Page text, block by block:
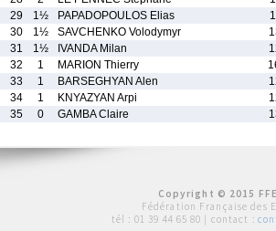
29
1½ PAPADOPOULOS Elias
30
1½ SAVCHENKO Volodymyr
31
1½ IVANDA Milan
32
1 MARION Thierry
33
1 BARSEGHYAN Alen
34
1 KNYAZYAN Arpi
35
0 GAMBA Claire
Copyright © 2015
Fédération Française des
tél : 01 39 44 65 80 | contact :